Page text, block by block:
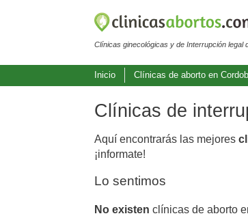
Clínicas ginecológicas y de Interrupción legal
Inicio Clínicas de aborto en
Clínicas de
Aquí encontrarás las mejores
¡informate!
Lo sentimos
No existen clínicas de aborto